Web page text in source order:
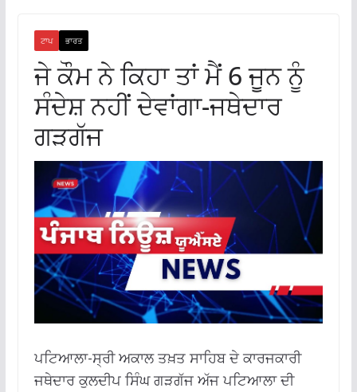
ਟਾਪ ਭਾਰਤ
ਜੇ ਕੌਮ ਨੇ ਕਿਹਾ ਤਾਂ ਮੈਂ 6 ਜੂਨ ਨੂੰ
ਸੰਦੇਸ਼ ਨਹੀਂ ਦੇਵਾਂਗਾ-ਜਥੇਦਾਰ
ਗੜਗੱਜ
ਪਟਿਆਲਾ-ਸ੍ਰੀ ਅਕਾਲ ਤਖ਼ਤ ਸਾਹਿਬ ਦੇ ਕਾਰਜਕਾਰੀ
ਜਥੇਦਾਰ ਕੁਲਦੀਪ ਸਿੰਘ ਗੜਗੱਜ ਅੱਜ ਪਟਿਆਲਾ ਦੀ